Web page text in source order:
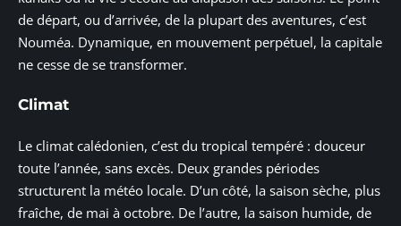
de départ, ou d’arrivée, de la plupart des aventures, c’est
Nouméa. Dynamique, en mouvement perpétuel, la capitale
ne cesse de se transformer.
Climat
Le climat calédonien, c’est du tropical tempéré : douceur
toute l’année, sans excès. Deux grandes périodes
structurent la météo locale. D’un côté, la saison sèche, plus
fraîche, de mai à octobre. De l’autre, la saison humide, de